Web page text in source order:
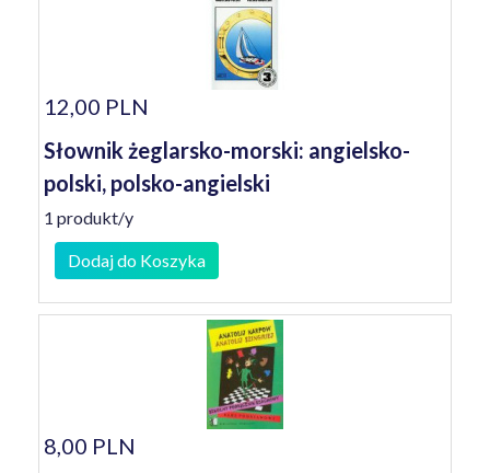
12,00 PLN
Słownik żeglarsko-morski: angielsko-
polski, polsko-angielski
1 produkt/y
Dodaj do Koszyka
8,00 PLN